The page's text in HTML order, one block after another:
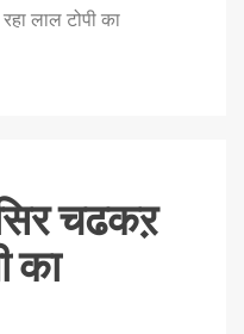
लाल टोपी का
चढकऱ
का